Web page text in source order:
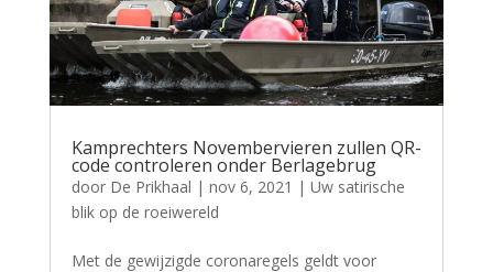
Kamprechters Novembervieren zullen QR-
code controleren onder Berlagebrug
door De Prikhaal | nov 6, 2021 | Uw satirische
blik op de roeiwereld
Met de gewijzigde coronaregels geldt voor